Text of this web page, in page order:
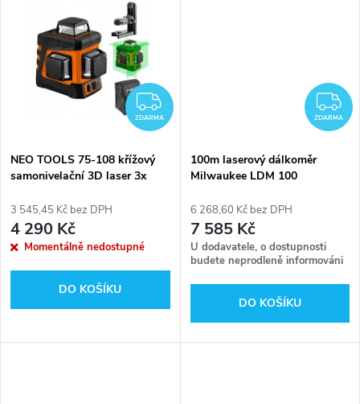
ZDARMA
ZDARMA
NEO TOOLS 75-108 křížový
samonivelační 3D laser 3x
paprskem, LiIon
3 545,45 Kč bez DPH
4 290 Kč
Momentálně nedostupné
DO KOŠÍKU
ZDARMA
100m laserový dálkoměr
Milwaukee LDM 100
6 268,60 Kč bez DPH
7 585 Kč
U dodavatele, o dostupnosti
budete neprodleně informováni
DO KOŠÍKU